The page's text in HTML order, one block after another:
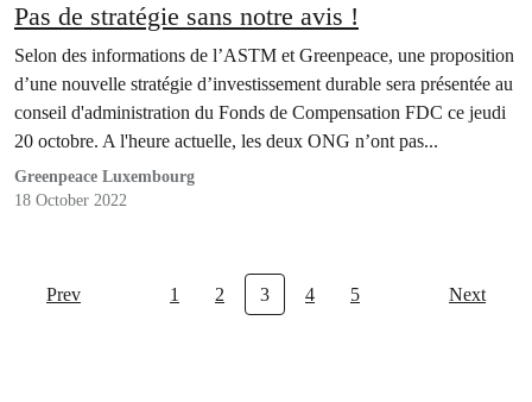
Pas de stratégie sans notre avis !
Selon des informations de l’ASTM et Greenpeace, une proposition
d’une nouvelle stratégie d’investissement durable sera présentée au
conseil d'administration du Fonds de Compensation FDC ce jeudi
20 octobre. A l'heure actuelle, les deux ONG n’ont pas...
Greenpeace Luxembourg
18 October 2022
Prev 1 2 3 4 5 Next